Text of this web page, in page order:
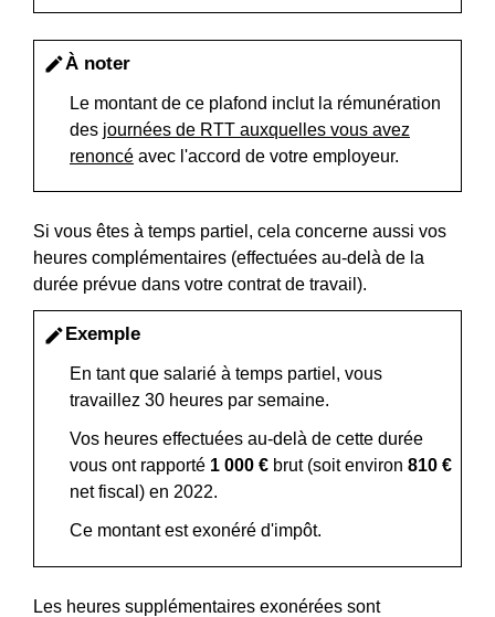
editÀ noter
Le montant de ce plafond inclut la rémunération
des journées de RTT auxquelles vous avez
renoncé avec l'accord de votre employeur.
Si vous êtes à temps partiel, cela concerne aussi vos
heures complémentaires (effectuées au-delà de la
durée prévue dans votre contrat de travail).
editExemple
En tant que salarié à temps partiel, vous
travaillez 30 heures par semaine.
Vos heures effectuées au-delà de cette durée
vous ont rapporté 1 000 € brut (soit environ 810 €
net fiscal) en 2022.
Ce montant est exonéré d'impôt.
Les heures supplémentaires exonérées sont